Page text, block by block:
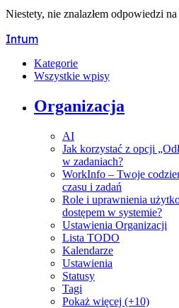
Niestety, nie znalazłem odpowiedzi
Intum
Kategorie
Wszystkie wpisy
Organizacja
AI
Jak korzystać z opcji
w zadaniach?
WorkInfo – Twoje
czasu i zadań
Role i uprawnienia
dostępem w systemie?
Ustawienia Organizacji
Lista TODO
Kalendarze
Ustawienia
Statusy
Tagi
Pokaż więcej (+10)